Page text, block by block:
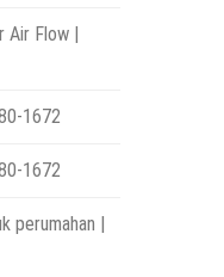
Flow |
1672
1672
perumahan |